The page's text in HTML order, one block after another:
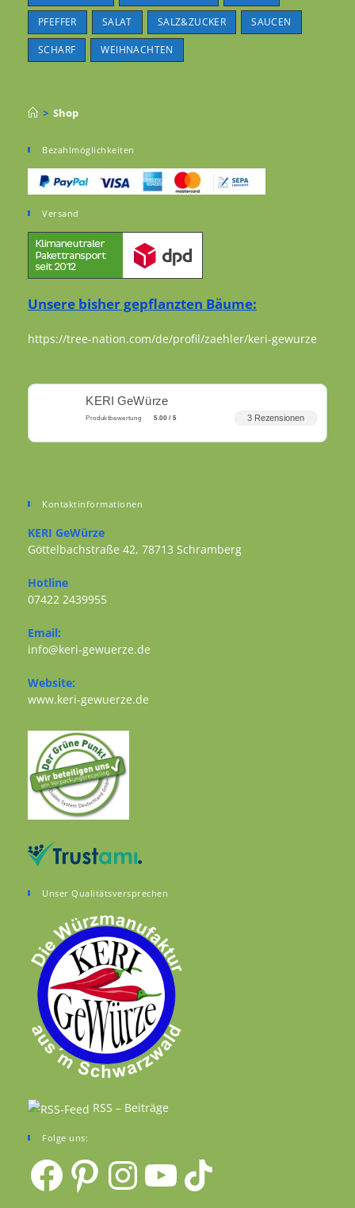
PFEFFER SALAT SALZ&ZUCKER SAUCEN
SCHARF WEIHNACHTEN
> Shop
Bezahlmöglichkeiten
Versand
Unsere bisher gepflanzten Bäume:
https://tree-nation.com/de/profil/zaehler/keri-gewurze
KERI GeWürze
Produktbewertung 5.00 / 5 3 Rezensionen
Kontaktinformationen
KERI GeWürze
Göttelbachstraße 42, 78713 Schramberg
Hotline
07422 2439955
Email:
info@keri-gewuerze.de
Website:
www.keri-gewuerze.de
Unser Qualitätsversprechen
RSS – Beiträge
Folge uns:
FacebookPinterestInstagramYouTube TikTok